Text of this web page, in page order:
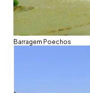
Barragem Poechos